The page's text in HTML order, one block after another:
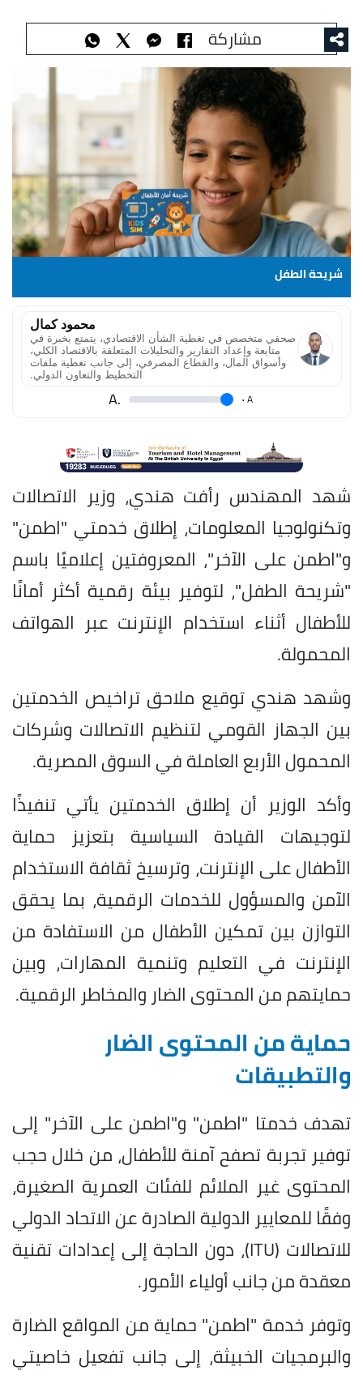
مشاركة
شريحة الطفل
محمود كمال
صحفي متخصص في تغطية الشأن الاقتصادي، يتمتع بخبرة في
متابعة وإعداد التقارير والتحليلات المتعلقة بالاقتصاد الكلي،
وأسواق المال، والقطاع المصرفي، إلى جانب تغطية ملفات
التخطيط والتعاون الدولي.
A
.
.A
شهد المهندس رأفت هندي، وزير الاتصالات
وتكنولوجيا المعلومات، إطلاق خدمتي "اطمن"
و"اطمن على الآخر"، المعروفتين إعلاميًا باسم
"شريحة الطفل"، لتوفير بيئة رقمية أكثر أمانًا
للأطفال أثناء استخدام الإنترنت عبر الهواتف
المحمولة.
وشهد هندي توقيع ملاحق تراخيص الخدمتين
بين الجهاز القومي لتنظيم الاتصالات وشركات
المحمول الأربع العاملة في السوق المصرية.
وأكد الوزير أن إطلاق الخدمتين يأتي تنفيذًا
لتوجيهات القيادة السياسية بتعزيز حماية
الأطفال على الإنترنت، وترسيخ ثقافة الاستخدام
الآمن والمسؤول للخدمات الرقمية، بما يحقق
التوازن بين تمكين الأطفال من الاستفادة من
الإنترنت في التعليم وتنمية المهارات، وبين
حمايتهم من المحتوى الضار والمخاطر الرقمية.
حماية من المحتوى الضار
والتطبيقات
تهدف خدمتا "اطمن" و"اطمن على الآخر" إلى
توفير تجربة تصفح آمنة للأطفال، من خلال حجب
المحتوى غير الملائم للفئات العمرية الصغيرة،
وفقًا للمعايير الدولية الصادرة عن الاتحاد الدولي
للاتصالات (ITU)، دون الحاجة إلى إعدادات تقنية
معقدة من جانب أولياء الأمور.
وتوفر خدمة "اطمن" حماية من المواقع الضارة
والبرمجيات الخبيثة، إلى جانب تفعيل خاصيتي